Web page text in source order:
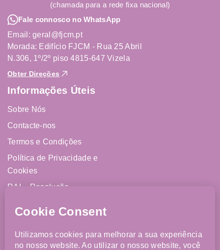
(chamada para a rede fixa nacional)
Fale connosco no WhatsApp
Email: geral@fjcm.pt
Morada: Edifício FJCM - Rua 25 Abril
N.306, 1º/2º piso 4815-647 Vizela
Obter Direções
Informações Úteis
Sobre Nós
Contacte-nos
Termos e Condições
Política de Privacidade e
Cookies
RAL - Resolução
Livro de Reclamações